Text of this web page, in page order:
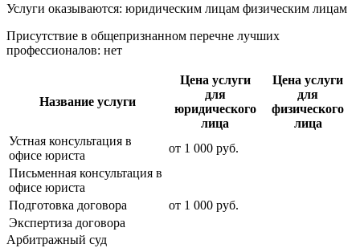
Услуги оказываются: юридическим лицам физическим лицам
Присутствие в общепризнанном перечне лучших
профессионалов: нет
Название услуги
Цена услуги
для
юридического
лица
Цена услуги
для
физического
лица
Устная консультация в
офисе юриста
от 1 000 руб.
Письменная консультация в
офисе юриста
Подготовка договора
от 1 000 руб.
Экспертиза договора
Арбитражный суд